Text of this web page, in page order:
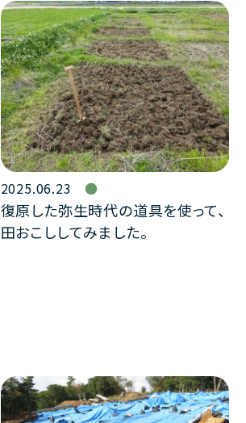
2025.06.23
復原した弥生時代の道具を使って、
田おこししてみました。